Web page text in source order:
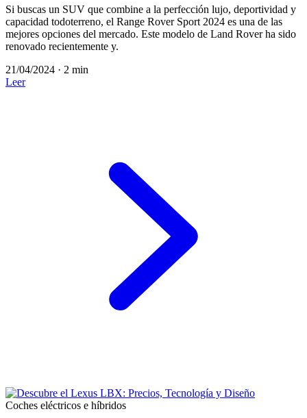
Si buscas un SUV que combine a la perfección lujo, deportividad y
capacidad todoterreno, el Range Rover Sport 2024 es una de las
mejores opciones del mercado. Este modelo de Land Rover ha sido
renovado recientemente y.
21/04/2024 · 2 min
Leer
Coches eléctricos e híbridos